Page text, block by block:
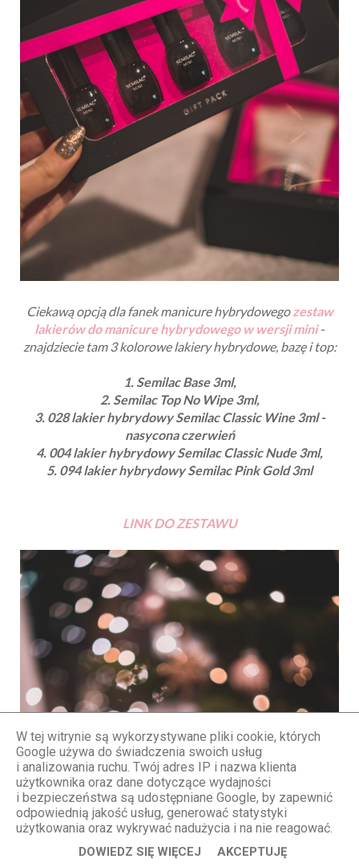
Ciekawą opcją dla fanek manicure hybrydowegozestaw
lakierów do manicure hybrydowego w wersji mini-
znajdziecie tam 3 kolorowe lakiery hybrydowe, bazę i top:
1. Semilac Base 3ml,
2. Semilac Top No Wipe 3ml,
3. 028 lakier hybrydowy Semilac Classic Wine 3ml -
nasycona czerwień
4. 004 lakier hybrydowy Semilac Classic Nude 3ml,
5. 094 lakier hybrydowy Semilac Pink Gold 3ml
LINK DO ZESTAWU
W tej witrynie są wykorzystywane pliki cookie, których
Google używa do świadczenia swoich usług
i analizowania ruchu. Twój adres IP i nazwa klienta
użytkownika oraz dane dotyczące wydajności
i bezpieczeństwa są udostępniane Google, by zapewnić
odpowiednią jakość usług, generować statystyki
użytkowania oraz wykrywać nadużycia i na nie reagować.
DOWIEDZ SIĘ WIĘCEJ AKCEPTUJĘ